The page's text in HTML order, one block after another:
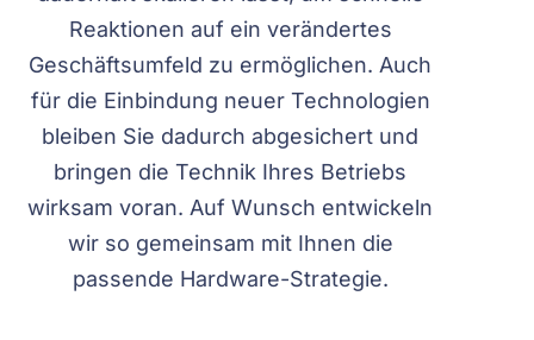
Reaktionen auf ein verändertes
Geschäftsumfeld zu ermöglichen. Auch
für die Einbindung neuer Technologien
bleiben Sie dadurch abgesichert und
bringen die Technik Ihres Betriebs
wirksam voran. Auf Wunsch entwickeln
wir so gemeinsam mit Ihnen die
passende Hardware-Strategie.